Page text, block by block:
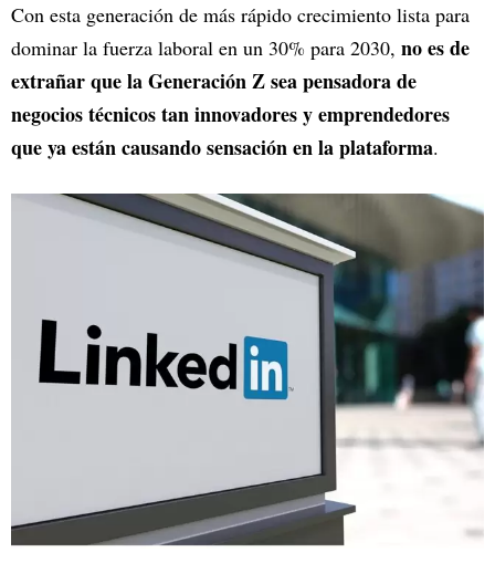
Con esta generación de más rápido crecimiento lista para
dominar la fuerza laboral en un 30% para 2030, no es de
extrañar que la Generación Z sea pensadora de
negocios técnicos tan innovadores y emprendedores
que ya están causando sensación en la plataforma.